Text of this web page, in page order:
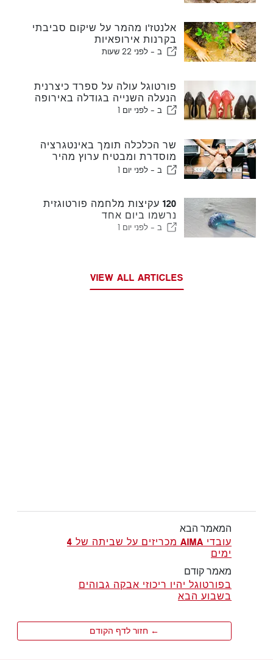
אלנטז'ו מהמר על שיקום סביבתי
בקרנות אירופאיות
ב - לפני 22 שעות
פורטוגל עולה על ספרד כיצרנית
הנעלה השנייה בגודלה באירופה
ב - לפני יום 1
שר הכלכלה תומך באינטגרציה
מוסדרת ומבטיח ערוץ מהיר
לעולים
ב - לפני יום 1
120 עקיצות מלחמה פורטוגזית
נרשמו ביום אחד
ב - לפני יום 1
VIEW ALL ARTICLES
המאמר הבא
עובדי AIMA מכריזים על שביתה של 4
ימים
מאמר קודם
בפורטוגל יהיו ריכוזי אבקה גבוהים
בשבוע הבא
← חזור לדף הקודם